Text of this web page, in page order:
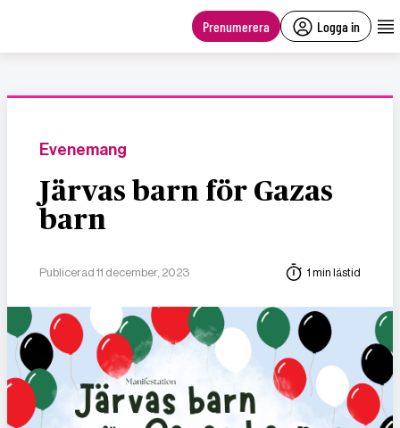
Prenumerera Logga in
Evenemang
Järvas barn för Gazas
barn
Publicerad 11 december, 2023 1 min lästid